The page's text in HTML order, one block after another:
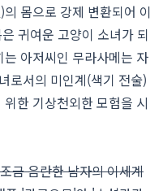
몸으로 강제 변환되어 이
귀여운 고양이 소녀가 되
아저씨인 무라사메는 자
로서의 미인계(색기 전술)
한 기상천외한 모험을 시
금 음란한 남자의 이세계